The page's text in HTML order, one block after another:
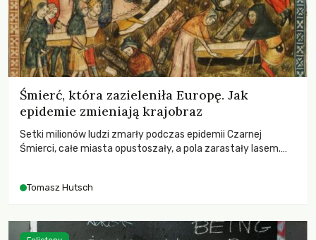
Śmierć, która zazieleniła Europę. Jak
epidemie zmieniają krajobraz
Setki milionów ludzi zmarły podczas epidemii Czarnej
Śmierci, całe miasta opustoszały, a pola zarastały lasem.
największych katastrof w swoich dziejach.
Tomasz Hutsch